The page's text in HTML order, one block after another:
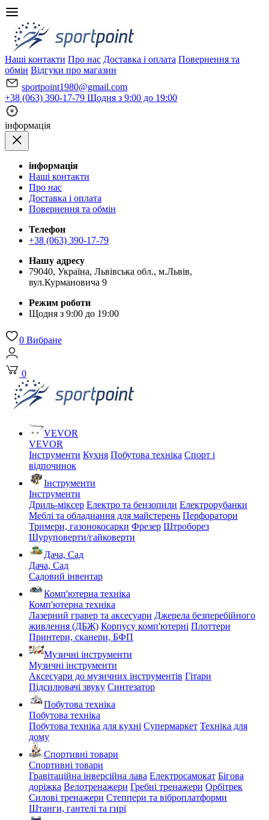
Наші контакти Про нас Доставка і оплата Повернення та
обмін Відгуки про магазин
sportpoint1980@gmail.com
+38 (063) 390-17-79 Щодня з 9:00 до 19:00
iнформація
iнформація
Наші контакти
Про нас
Доставка і оплата
Повернення та обмін
Телефон
+38 (063) 390-17-79
Нашу адресу
79040, Україна, Львівська обл., м.Львів,
вул.Курмановича 9
Режим роботи
Щодня з 9:00 до 19:00
0 Вибране
0
VEVOR
VEVOR
Інструменти Кухня Побутова техніка Спорт і
відпочинок
Інструменти
Інструменти
Дриль-міксер Електро та бензопили Електрорубанки
Меблі та обладнання для майстерень Перфоратори
Тримери, газонокосарки Фрезер Штроборез
Шуруповерти/гайковерти
Дача, Сад
Дача, Сад
Садовий інвентар
Комп'ютерна техніка
Комп'ютерна техніка
Лазерний гравер та аксесуари Джерела безперебійного
живлення (ДБЖ) Корпусу комп'ютерні Плоттери
Принтери, сканери, БФП
Музичні інструменти
Музичні інструменти
Аксесуари до музичних інструментів Гітари
Підсилювачі звуку Синтезатор
Побутова техніка
Побутова техніка
Побутова техніка для кухні Супермаркет Техніка для
дому
Спортивні товари
Спортивні товари
Гравітаційна інверсійна лава Електросамокат Бігова
доріжка Велотренажери Гребні тренажери Орбітрек
Силові тренажери Степпери та віброплатформи
Штанги, гантелі та гирі